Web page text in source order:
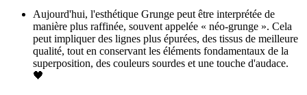
Aujourd'hui, l'esthétique Grunge peut être interprétée de
manière plus raffinée, souvent appelée « néo-grunge ». Cela
peut impliquer des lignes plus épurées, des tissus de meilleure
qualité, tout en conservant les éléments fondamentaux de la
superposition, des couleurs sourdes et une touche d'audace.
🖤